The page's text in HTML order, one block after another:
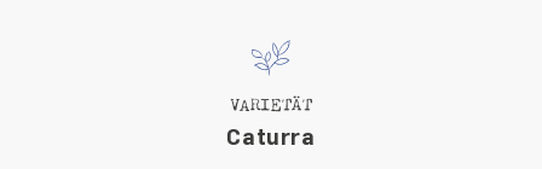
VARIETÄT
Caturra